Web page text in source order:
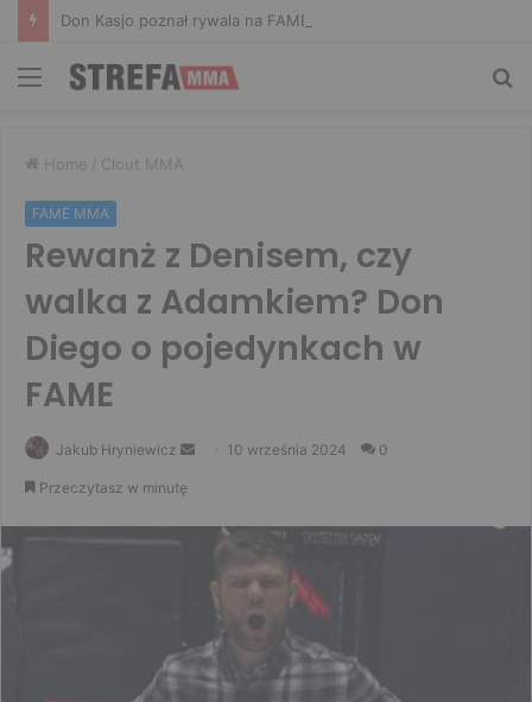
Menu
Home / Clout MMA
FAME MMA
Rewanż z Denisem, czy
walka z Adamkiem? Don
Diego o pojedynkach w
FAME
Jakub Hryniewicz
Send 10 września 2024 0
Przeczytasz w minutę